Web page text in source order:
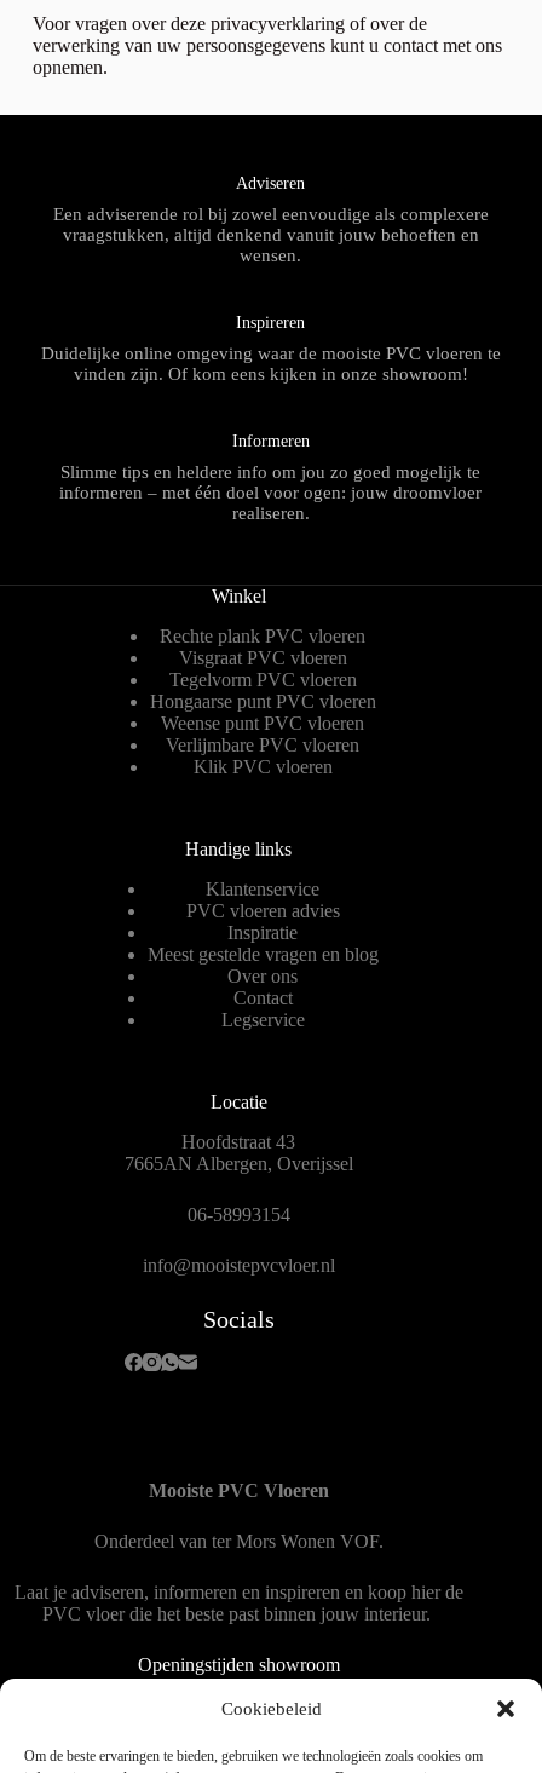
Cookiebeleid
Om de beste ervaringen te bieden, gebruiken we technologieën zoals cookies om
Voor vragen over deze privacyverklaring of over de
verwerking van uw persoonsgegevens kunt u contact met ons
opnemen.
Adviseren
Een adviserende rol bij zowel eenvoudige als complexere
vraagstukken, altijd denkend vanuit jouw behoeften en
wensen.
Inspireren
Duidelijke online omgeving waar de mooiste PVC vloeren te
vinden zijn. Of kom eens kijken in onze showroom!
Informeren
Slimme tips en heldere info om jou zo goed mogelijk te
informeren – met één doel voor ogen: jouw droomvloer
realiseren.
Winkel
Rechte plank PVC vloeren
Visgraat PVC vloeren
Tegelvorm PVC vloeren
Hongaarse punt PVC vloeren
Weense punt PVC vloeren
Verlijmbare PVC vloeren
Klik PVC vloeren
Handige links
Klantenservice
PVC vloeren advies
Inspiratie
Meest gestelde vragen en blog
Over ons
Contact
Legservice
Locatie
Hoofdstraat 43
7665AN Albergen, Overijssel
06-58993154
info@mooistepvcvloer.nl
Socials
Mooiste PVC Vloeren
Onderdeel van ter Mors Wonen VOF.
Laat je adviseren, informeren en inspireren en koop hier de
PVC vloer die het beste past binnen jouw interieur.
Openingstijden showroom
Dinsdag tot en met vrijdag 9:00 - 18:00
Zaterdag 9:00 tot 15:00